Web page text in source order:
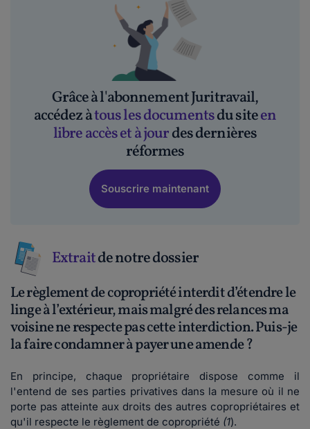
Grâce à l'abonnement Juritravail,
accédez àtous les documentsdu siteen
libre accès et à jourdes dernières
réformes
Souscrire maintenant
Extraitde notre dossier
Le règlement de copropriété interdit d’étendre le
linge à l’extérieur, mais malgré des relances ma
voisine ne respecte pas cette interdiction. Puis-je
la faire condamner à payer une amende ?
En principe, chaque propriétaire dispose comme il
l'entend de ses parties privatives dans la mesure où il ne
porte pas atteinte aux droits des autres copropriétaires et
qu'il respecte le règlement de copropriété (1).